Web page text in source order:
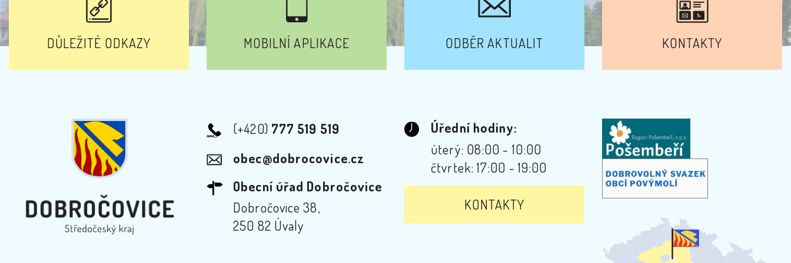
DŮLEŽITÉ ODKAZY MOBILNÍ APLIKACE ODBĚR AKTUALIT KONTAKTY
(+420) 777 519 519
obec@dobrocovice.cz
Obecní úřad Dobročovice
Dobročovice 38,
250 82 Úvaly
Úřední hodiny:
úterý: 08:00 - 10:00
čtvrtek: 17:00 - 19:00
KONTAKTY